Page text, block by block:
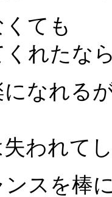
ても
れたな
なれる
われて
スを棒